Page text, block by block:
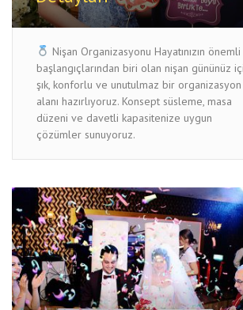
Nişan Organizasyonu Hayatınızın önemli
başlangıçlarından biri olan nişan gününüz
şık, konforlu ve unutulmaz bir organizasyon
alanı hazırlıyoruz. Konsept süsleme, masa
düzeni ve davetli kapasitenize uygun
çözümler sunuyoruz.